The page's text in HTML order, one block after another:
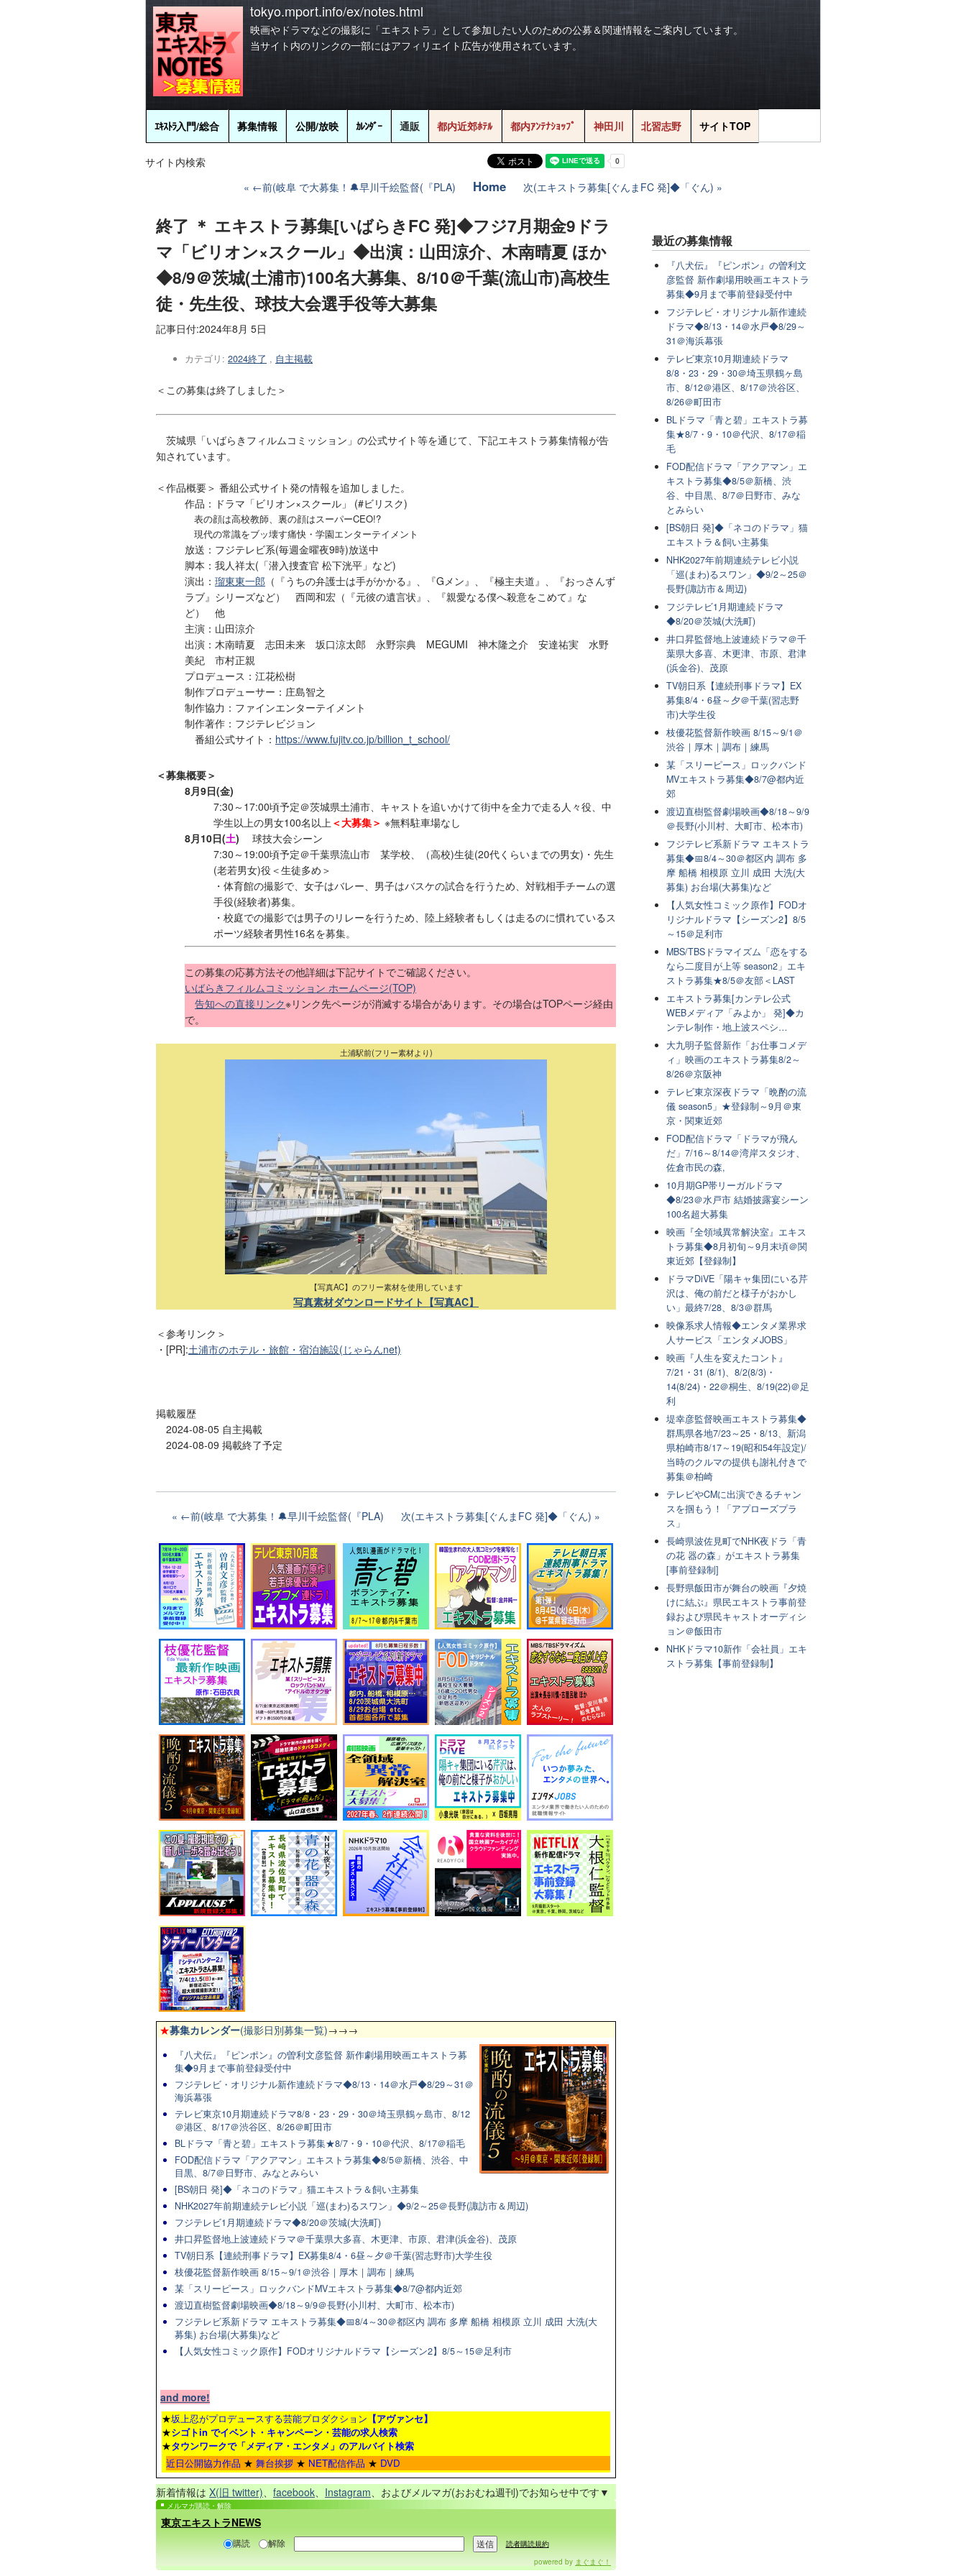
tokyo.mport.info/ex/notes.html
映画やドラマなどの撮影に「エキストラ」として参加したい人のための公募＆関連情報をご案内しています。
当サイト内のリンクの一部にはアフィリエイト広告が使用されています。
ｴｷｽﾄﾗ入門/総合 募集情報 公開/放映 ｶﾚﾝﾀﾞｰ 通販 都内近郊ﾎﾃﾙ 都内ｱﾝﾃﾅｼｮｯﾌﾟ 神田川 北習志野 サイトTOP
サイト内検索
←前(岐阜 で大募集！🔔早川千絵監督(『PLA)
Home 次(エキストラ募集[ぐんまFC 発]◆「ぐん)
終了 ＊ エキストラ募集[いばらきFC 発]◆フジ7月期金9ドラ
マ「ビリオン×スクール」◆出演：山田涼介、木南晴夏 ほか
◆8/9＠茨城(土浦市)100名大募集、8/10＠千葉(流山市)高校生
徒・先生役、球技大会選手役等大募集
記事日付:2024年8月 5日
カテゴリ: 2024終了 , 自主掲載
＜この募集は終了しました＞
茨城県「いばらきフィルムコミッション」の公式サイト等を通じて、下記エキストラ募集情報が告
知されています。
＜作品概要＞ 番組公式サイト発の情報を追加しました。
作品：ドラマ「ビリオン×スクール」 (#ビリスク)
表の顔は高校教師、裏の顔はスーパーCEO!?
現代の常識をブッ壊す痛快・学園エンターテイメント
放送：フジテレビ系(毎週金曜夜9時)放送中
脚本：我人祥太(「潜入捜査官 松下洸平」など)
演出： 瑠東東一郎 （『うちの弁護士は手がかかる』、『Gメン』、『極主夫道』、『おっさんず
ラブ』シリーズなど） 西岡和宏（『元彼の遺言状』、『親愛なる僕へ殺意をこめて』な
ど） 他
主演：山田涼介
出演：木南晴夏 志田未来 坂口涼太郎 永野宗典 MEGUMI 神木隆之介 安達祐実 水野
美紀 市村正親
プロデュース：江花松樹
制作プロデューサー：庄島智之
制作協力：ファインエンターテイメント
制作著作：フジテレビジョン
番組公式サイト： https://www.fujitv.co.jp/billion_t_school/
＜募集概要＞
8月9日(金)
7:30～17:00頃予定＠茨城県土浦市、キャストを追いかけて街中を全力で走る人々役、中
学生以上の男女100名以上＜大募集＞ ※無料駐車場なし
8月10日(土)
球技大会シーン
7:30～19:00頃予定＠千葉県流山市 某学校、（高校)生徒(20代くらいまでの男女)・先生
(老若男女)役＜生徒多め＞
・体育館の撮影で、女子はバレー、男子はバスケの試合を行うため、対戦相手チームの選
手役(経験者)募集。
・校庭での撮影では男子のリレーを行うため、陸上経験者もしくは走るのに慣れているス
ポーツ経験者男性16名を募集。
この募集の応募方法その他詳細は下記サイトでご確認ください。
いばらきフィルムコミッション ホームページ(TOP)
告知への直接リンク※リンク先ページが消滅する場合があります。その場合はTOPページ経由
で。
土浦駅前(フリー素材より)
【写真AC】のフリー素材を使用しています
写真素材ダウンロードサイト【写真AC】
＜参考リンク＞
・[PR]:土浦市のホテル・旅館・宿泊施設(じゃらんnet)
掲載履歴
2024-08-05 自主掲載
2024-08-09 掲載終了予定
←前(岐阜 で大募集！🔔早川千絵監督(『PLA) 次(エキストラ募集[ぐんまFC 発]◆「ぐん)
★募集カレンダー(撮影日別募集一覧)→→→
『八犬伝』『ピンポン』の曽利文彦監督 新作劇場用映画エキストラ募
集◆9月まで事前登録受付中
フジテレビ・オリジナル新作連続ドラマ◆8/13・14＠水戸◆8/29～31＠
海浜幕張
テレビ東京10月期連続ドラマ8/8・23・29・30＠埼玉県鶴ヶ島市、8/12
＠港区、8/17＠渋谷区、8/26＠町田市
BLドラマ「青と碧」エキストラ募集★8/7・9・10＠代沢、8/17＠稲毛
FOD配信ドラマ「アクアマン」エキストラ募集◆8/5＠新橋、渋谷、中
目黒、8/7＠日野市、みなとみらい
[BS朝日 発]◆「ネコのドラマ」猫エキストラ＆飼い主募集
NHK2027年前期連続テレビ小説「巡(まわ)るスワン」◆9/2～25＠長野(諏訪市＆周辺)
フジテレビ1月期連続ドラマ◆8/20＠茨城(大洗町)
井口昇監督地上波連続ドラマ＠千葉県大多喜、木更津、市原、君津(浜金谷)、茂原
TV朝日系【連続刑事ドラマ】EX募集8/4・6昼～夕＠千葉(習志野市)大学生役
枝優花監督新作映画 8/15～9/1＠渋谷｜厚木｜調布｜練馬
某「スリーピース」ロックバンドMVエキストラ募集◆8/7@都内近郊
渡辺直樹監督劇場映画◆8/18～9/9＠長野(小川村、大町市、松本市)
フジテレビ系新ドラマ エキストラ募集◆📅8/4～30＠都区内 調布 多摩 船橋 相模原 立川 成田 大洗(大
募集) お台場(大募集)など
【人気女性コミック原作】FODオリジナルドラマ【シーズン2】8/5～15＠足利市
and more!
★坂上忍がプロデュースする芸能プロダクション 【アヴァンセ】
★シゴトin でイベント・キャンペーン・芸能の求人検索
★タウンワークで「メディア・エンタメ」のアルバイト検索
近日公開協力作品 ★ 舞台挨拶 ★ NET配信作品 ★ DVD
新着情報は X(旧 twitter)、 facebook、 Instagram、およびメルマガ(おおむね週刊)でお知らせ中です▼
メルマガ購読・解除
東京エキストラNEWS
購読 解除
読者購読規約
powered by まぐまぐ！
最近の募集情報
『八犬伝』『ピンポン』の曽利文
彦監督 新作劇場用映画エキストラ
募集◆9月まで事前登録受付中
フジテレビ・オリジナル新作連続
ドラマ◆8/13・14＠水戸◆8/29～
31＠海浜幕張
テレビ東京10月期連続ドラマ
8/8・23・29・30＠埼玉県鶴ヶ島
市、8/12＠港区、8/17＠渋谷区、
8/26＠町田市
BLドラマ「青と碧」エキストラ募
集★8/7・9・10＠代沢、8/17＠稲
毛
FOD配信ドラマ「アクアマン」エ
キストラ募集◆8/5＠新橋、渋
谷、中目黒、8/7＠日野市、みな
とみらい
[BS朝日 発]◆「ネコのドラマ」猫
エキストラ＆飼い主募集
NHK2027年前期連続テレビ小説
「巡(まわ)るスワン」◆9/2～25＠
長野(諏訪市＆周辺)
フジテレビ1月期連続ドラマ
◆8/20＠茨城(大洗町)
井口昇監督地上波連続ドラマ＠千
葉県大多喜、木更津、市原、君津
(浜金谷)、茂原
TV朝日系【連続刑事ドラマ】EX
募集8/4・6昼～夕＠千葉(習志野
市)大学生役
枝優花監督新作映画 8/15～9/1＠
渋谷｜厚木｜調布｜練馬
某「スリーピース」ロックバンド
MVエキストラ募集◆8/7@都内近
郊
渡辺直樹監督劇場映画◆8/18～9/9
＠長野(小川村、大町市、松本市)
フジテレビ系新ドラマ エキストラ
募集◆📅8/4～30＠都区内 調布 多
摩 船橋 相模原 立川 成田 大洗(大
募集) お台場(大募集)など
【人気女性コミック原作】FODオ
リジナルドラマ【シーズン2】8/5
～15＠足利市
MBS/TBSドラマイズム「恋をする
なら二度目が上等 season2」エキ
ストラ募集★8/5＠友部＜LAST
エキストラ募集[カンテレ公式
WEBメディア「みよか」 発]◆カ
ンテレ制作・地上波スペシ…
大九明子監督新作「お仕事コメデ
ィ」映画のエキストラ募集8/2～
8/26＠京阪神
テレビ東京深夜ドラマ「晩酌の流
儀 season5」★登録制～9月＠東
京・関東近郊
FOD配信ドラマ「ドラマが飛ん
だ」7/16～8/14＠湾岸スタジオ、
佐倉市民の森,
10月期GP帯リーガルドラマ
◆8/23＠水戸市 結婚披露宴シーン
100名超大募集
映画『全領域異常解決室』エキス
トラ募集◆8月初旬～9月末頃＠関
東近郊【登録制】
ドラマDiVE「陽キャ集団にいる芹
沢は、俺の前だと様子がおかし
い」最終7/28、8/3＠群馬
映像系求人情報◆エンタメ業界求
人サービス「エンタメJOBS」
映画『人生を変えたコント』
7/21・31 (8/1)、8/2(8/3)・
14(8/24)・22＠桐生、8/19(22)＠足
利
堤幸彦監督映画エキストラ募集◆
群馬県各地7/23～25・8/13、新潟
県柏崎市8/17～19(昭和54年設定)/
当時のクルマの提供も謝礼付きで
募集＠柏崎
テレビやCMに出演できるチャン
スを掴もう！「アプローズプラ
ス」
長崎県波佐見町でNHK夜ドラ「青
の花 器の森」がエキストラ募集
[事前登録制]
長野県飯田市が舞台の映画『夕焼
けに結ぶ』県民エキストラ事前登
録および県民キャストオーディシ
ョン＠飯田市
NHKドラマ10新作「会社員」エキ
ストラ募集【事前登録制】